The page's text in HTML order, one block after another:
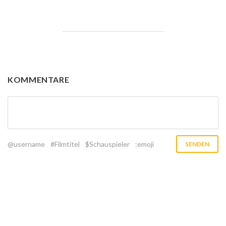
KOMMENTARE
@username #Filmtitel $Schauspieler :emoji